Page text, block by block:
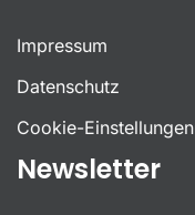
Impressum
Datenschutz
Cookie-Einstellungen
Newsletter